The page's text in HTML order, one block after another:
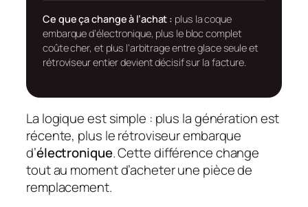
Ce que ça change à l’achat : plus la coque
embarque d’électronique, plus le bloc complet
coûte cher, et plus l’arbitrage entre glace seule et
rétroviseur entier devient décisif sur la facture.
La logique est simple : plus la génération est
récente, plus le rétroviseur embarque
d’électronique. Cette différence change
tout au moment d’acheter une pièce de
remplacement.